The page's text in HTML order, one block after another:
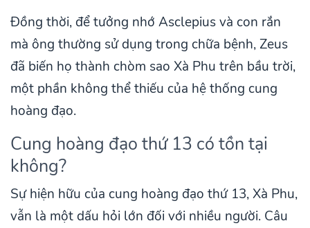
Đồng thời, để tưởng nhớ Asclepius và con rắn
mà ông thường sử dụng trong chữa bệnh, Zeus
đã biến họ thành chòm sao Xà Phu trên bầu trời,
một phần không thể thiếu của hệ thống cung
hoàng đạo.
Cung hoàng đạo thứ 13 có tồn tại
không?
Sự hiện hữu của cung hoàng đạo thứ 13, Xà Phu,
vẫn là một dấu hỏi lớn đối với nhiều người. Câu